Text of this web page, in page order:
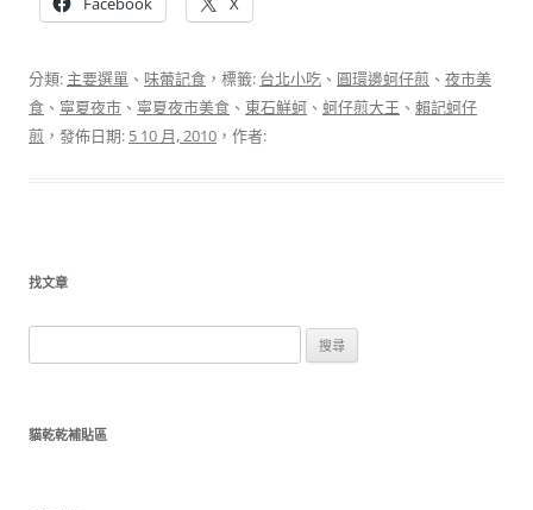
分類: 主要選單 、 味蕾記食 ，標籤: 台北小吃 、 圓環邊蚵仔煎 、 夜市美
食 、 寧夏夜市 、 寧夏夜市美食 、 東石鮮蚵 、 蚵仔煎大王 、 賴記蚵仔
煎 ，發佈日期: 5 10 月, 2010 ，作者:
找文章
尋
鍵
貓乾乾補貼區